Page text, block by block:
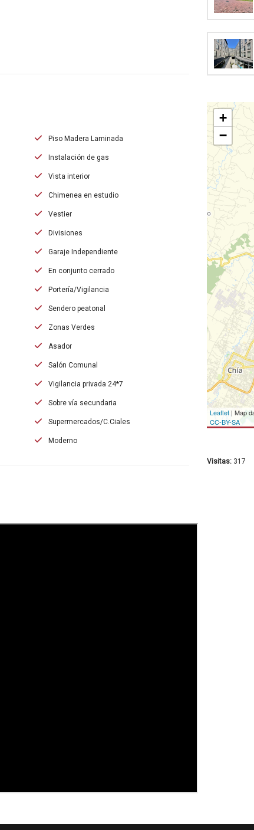
Piso Madera Laminada
Instalación de gas
Vista interior
Chimenea en estudio
Vestier
Divisiones
Garaje Independiente
En conjunto cerrado
Portería/Vigilancia
Sendero peatonal
Zonas Verdes
Asador
Salón Comunal
Vigilancia privada 24*7
Sobre vía secundaria
Supermercados/C.Ciales
Moderno
+
−
Leaflet| Map
CC-BY-SA
Visitas:317